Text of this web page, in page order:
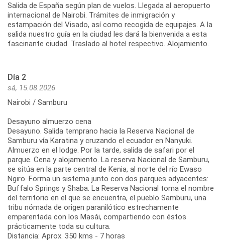
Salida de España según plan de vuelos. Llegada al aeropuerto
internacional de Nairobi. Trámites de inmigración y
estampación del Visado, así como recogida de equipajes. A la
salida nuestro guía en la ciudad les dará la bienvenida a esta
fascinante ciudad. Traslado al hotel respectivo. Alojamiento.
Día 2
sá, 15.08.2026
Nairobi / Samburu
Desayuno almuerzo cena
Desayuno. Salida temprano hacia la Reserva Nacional de
Samburu vía Karatina y cruzando el ecuador en Nanyuki.
Almuerzo en el lodge. Por la tarde, salida de safari por el
parque. Cena y alojamiento. La reserva Nacional de Samburu,
se sitúa en la parte central de Kenia, al norte del río Ewaso
Ngiro. Forma un sistema junto con dos parques adyacentes:
Buffalo Springs y Shaba. La Reserva Nacional toma el nombre
del territorio en el que se encuentra, el pueblo Samburu, una
tribu nómada de origen paranilótico estrechamente
emparentada con los Masái, compartiendo con éstos
prácticamente toda su cultura.
Distancia: Aprox. 350 kms - 7 horas